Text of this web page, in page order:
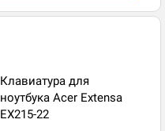
Клавиатура для
ноутбука Acer Extensa
EX215-22